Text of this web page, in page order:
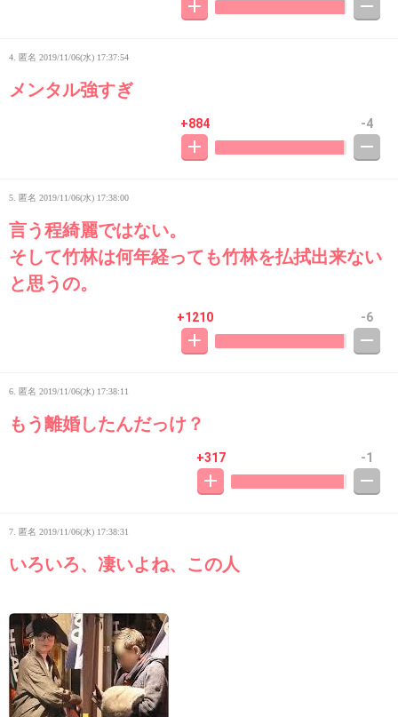
4. 匿名 2019/11/06(水) 17:37:54
メンタル強すぎ
+884 -4
5. 匿名 2019/11/06(水) 17:38:00
言う程綺麗ではない。
そして竹林は何年経っても竹林を払拭出来ない
と思うの。
+1210 -6
6. 匿名 2019/11/06(水) 17:38:11
もう離婚したんだっけ？
+317 -1
7. 匿名 2019/11/06(水) 17:38:31
いろいろ、凄いよね、この人